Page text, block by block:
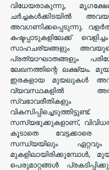
വിധേയരാകുന്നു,
ചർച്ചകൾക്കിടയിൽ
അവഗണിക്കപ്പെടുന്നു.
കഷ്ടപ്പാടുകളിലേക്ക്
സാഹചര്യങ്ങളും
പ്രത്യാഘാതങ്ങളും
ലേഖനത്തിന്റെ ലക്ഷ്യം.
ഇരകളായ മുയലുകൾ
വ്യവസ്ഥകളിൽ
സ്വഭാവരീതികളും
സസ്യഭുക്കുകളാണ്,
കൂടാതെ വേട്ടക്കാരെ
സന്ധ്യയിലും
പെരുമാറ്റങ്ങൾ